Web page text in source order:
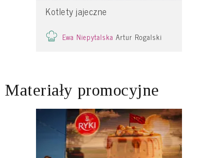
Kotlety jajeczne
Ewa Niepytalska Artur Rogalski
Materiały promocyjne